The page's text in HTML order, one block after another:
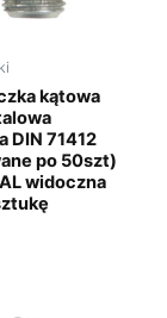
kątowa
DIN 71412
po 50szt)
widoczna